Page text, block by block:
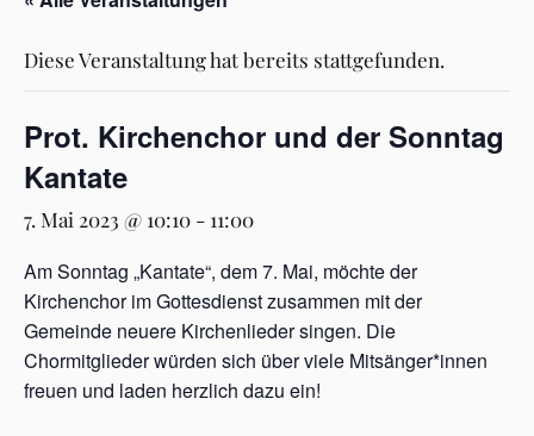
Diese Veranstaltung hat bereits stattgefunden.
Prot. Kirchenchor und der Sonntag
Kantate
7. Mai 2023 @ 10:10 - 11:00
Am Sonntag „Kantate“, dem 7. Mai, möchte der
Kirchenchor im Gottesdienst zusammen mit der
Gemeinde neuere Kirchenlieder singen. Die
Chormitglieder würden sich über viele Mitsänger*innen
freuen und laden herzlich dazu ein!